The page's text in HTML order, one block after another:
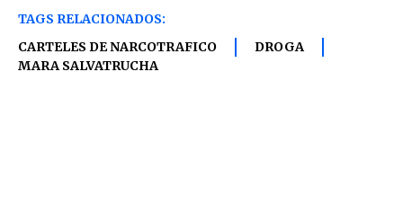
TAGS RELACIONADOS:
CARTELES DE NARCOTRAFICO
DROGA
MARA SALVATRUCHA